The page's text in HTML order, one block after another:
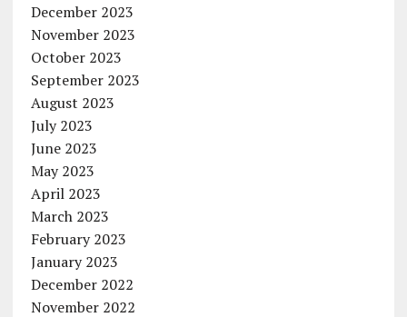
December 2023
November 2023
October 2023
September 2023
August 2023
July 2023
June 2023
May 2023
April 2023
March 2023
February 2023
January 2023
December 2022
November 2022